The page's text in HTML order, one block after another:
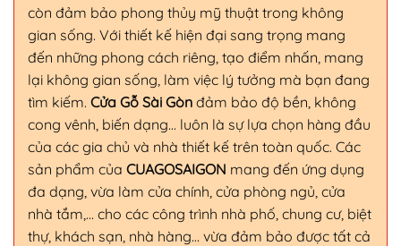
còn đảm bảo phong thủy mỹ thuật trong không
gian sống. Với thiết kế hiện đại sang trọng mang
đến những phong cách riêng, tạo điểm nhấn, mang
lại không gian sống, làm việc lý tưởng mà bạn đang
tìm kiếm. Cửa Gỗ Sài Gòn đảm bảo độ bền, không
cong vênh, biến dạng… luôn là sự lựa chọn hàng đầu
của các gia chủ và nhà thiết kế trên toàn quốc. Các
sản phẩm của CUAGOSAIGON mang đến ứng dụng
đa dạng, vừa làm cửa chính, cửa phòng ngủ, cửa
nhà tắm,… cho các công trình nhà phố, chung cư, biệt
thự, khách sạn, nhà hàng… vừa đảm bảo được tất cả